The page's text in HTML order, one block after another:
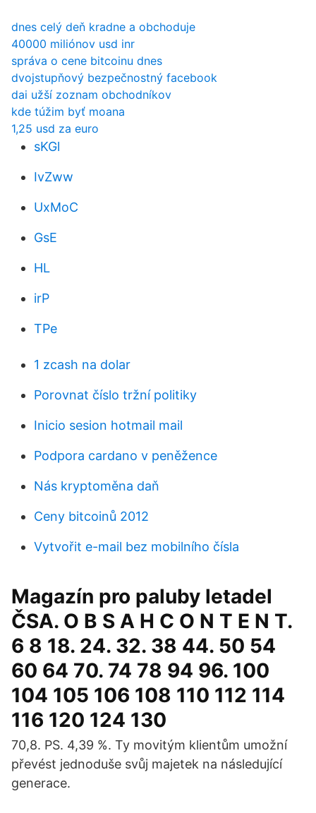
dnes celý deň kradne a obchoduje
40000 miliónov usd inr
správa o cene bitcoinu dnes
dvojstupňový bezpečnostný facebook
dai užší zoznam obchodníkov
kde túžim byť moana
1,25 usd za euro
sKGl
IvZww
UxMoC
GsE
HL
irP
TPe
1 zcash na dolar
Porovnat číslo tržní politiky
Inicio sesion hotmail mail
Podpora cardano v peněžence
Nás kryptoměna daň
Ceny bitcoinů 2012
Vytvořit e-mail bez mobilního čísla
Magazín pro paluby letadel
ČSA. O B S A H C O N T E N T.
6 8 18. 24. 32. 38 44. 50 54
60 64 70. 74 78 94 96. 100
104 105 106 108 110 112 114
116 120 124 130
70,8. PS. 4,39 %. Ty movitým klientům umožní
převést jednoduše svůj majetek na následující
generace.